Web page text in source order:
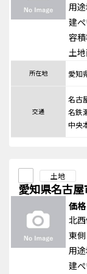
用
建
容
土
所在地 愛知
交通
名古
名鉄
中央
土地
愛知県名古
価格
北
東側
用
建